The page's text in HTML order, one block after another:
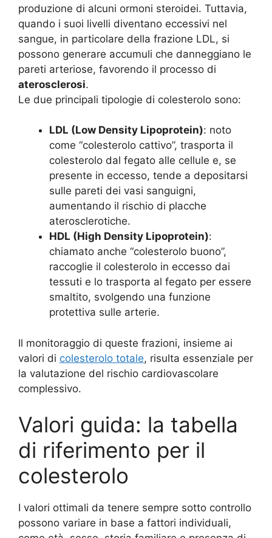
produzione di alcuni ormoni steroidei. Tuttavia,
quando i suoi livelli diventano eccessivi nel
sangue, in particolare della frazione LDL, si
possono generare accumuli che danneggiano le
pareti arteriose, favorendo il processo di
aterosclerosi.
Le due principali tipologie di colesterolo sono:
LDL (Low Density Lipoprotein): noto
come “colesterolo cattivo”, trasporta il
colesterolo dal fegato alle cellule e, se
presente in eccesso, tende a depositarsi
sulle pareti dei vasi sanguigni,
aumentando il rischio di placche
aterosclerotiche.
HDL (High Density Lipoprotein):
chiamato anche “colesterolo buono”,
raccoglie il colesterolo in eccesso dai
tessuti e lo trasporta al fegato per essere
smaltito, svolgendo una funzione
protettiva sulle arterie.
Il monitoraggio di queste frazioni, insieme ai
valori di colesterolo totale, risulta essenziale per
la valutazione del rischio cardiovascolare
complessivo.
Valori guida: la tabella
di riferimento per il
colesterolo
I valori ottimali da tenere sempre sotto controllo
possono variare in base a fattori individuali,